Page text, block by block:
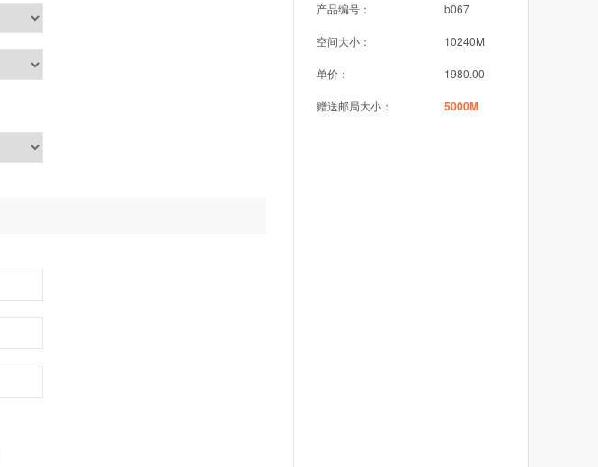
产品编号： b067
空间大小： 10240M
单价： 1980.00
赠送邮局大小： 5000M